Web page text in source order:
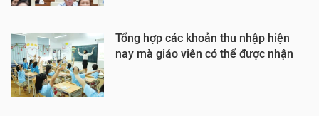
Tổng hợp các khoản thu nhập hiện
nay mà giáo viên có thể được nhận